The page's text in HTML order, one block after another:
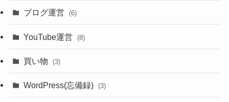
ブログ運営 (6)
YouTube運営 (8)
買い物 (3)
WordPress(忘備録) (3)